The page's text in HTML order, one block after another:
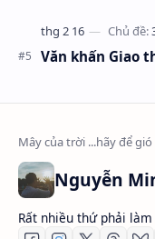
Văn khấn Giao
Rất nhiều thứ phải